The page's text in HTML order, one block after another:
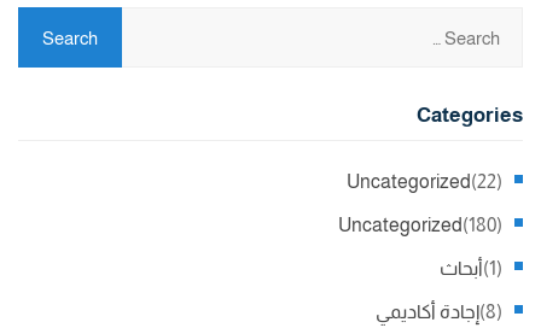
Categories
Uncategorized (22)
Uncategorized (180)
أبحاث (1)
إجادة أكاديمي (8)